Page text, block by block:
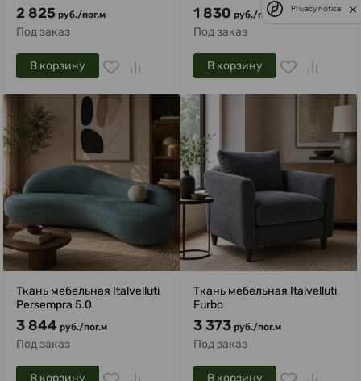
2 825 руб./пог.м
Под заказ
В корзину
1 830 руб./пог.м
Под заказ
В корзину
Ткань мебельная Italvelluti
Persempra 5.0
3 844 руб./пог.м
Под заказ
В корзину
Ткань мебельная Italvelluti
Furbo
3 373 руб./пог.м
Под заказ
В корзину
Privacy notice